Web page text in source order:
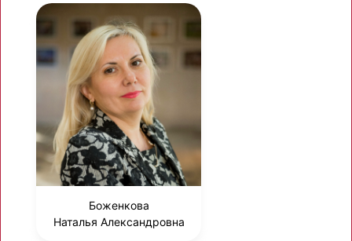
Боженкова
Наталья Александровна